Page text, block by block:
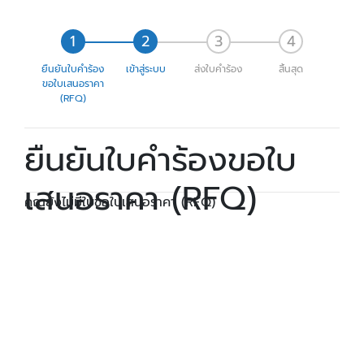
ยืนยันใบคำร้อง
ขอใบเสนอราคา
(RFQ)
เข้าสู่ระบบ ส่งใบคำร้อง สิ้นสุด
ยืนยันใบคำร้องขอใบ
เสนอราคา (RFQ)
คุณยังไม่มีใบขอใบเสนอราคา (RFQ)